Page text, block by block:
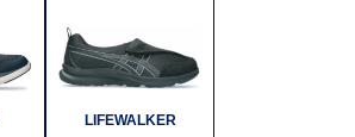
LIFEWALKER